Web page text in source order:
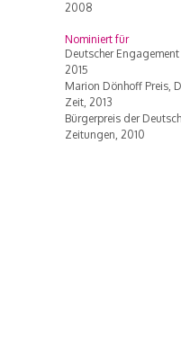
2008
Nominiert für
Deutscher Engagement
2015
Marion Dönhoff Preis,
Zeit, 2013
Bürgerpreis der
Zeitungen, 2010